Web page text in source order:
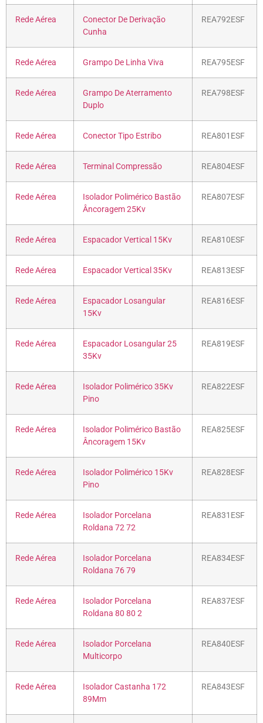
Rede Aérea
Conector De Derivação
Cunha
REA792ESF
Rede Aérea Grampo De Linha Viva REA795ESF
Rede Aérea
Grampo De Aterramento
Duplo
REA798ESF
Rede Aérea Conector Tipo Estribo REA801ESF
Rede Aérea Terminal Compressão REA804ESF
Rede Aérea
Isolador Polimérico Bastão
Âncoragem 25Kv
REA807ESF
Rede Aérea Espacador Vertical 15Kv REA810ESF
Rede Aérea Espacador Vertical 35Kv REA813ESF
Rede Aérea
Espacador Losangular
15Kv
REA816ESF
Rede Aérea
Espacador Losangular 25
35Kv
REA819ESF
Rede Aérea
Isolador Polimérico 35Kv
Pino
REA822ESF
Rede Aérea
Isolador Polimérico Bastão
Âncoragem 15Kv
REA825ESF
Rede Aérea
Isolador Polimérico 15Kv
Pino
REA828ESF
Rede Aérea
Isolador Porcelana
Roldana 72 72
REA831ESF
Rede Aérea
Isolador Porcelana
Roldana 76 79
REA834ESF
Rede Aérea
Isolador Porcelana
Roldana 80 80 2
REA837ESF
Rede Aérea
Isolador Porcelana
Multicorpo
REA840ESF
Rede Aérea
Isolador Castanha 172
89Mm
REA843ESF